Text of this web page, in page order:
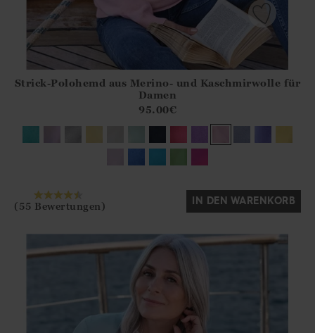
?? ""
Nein
Strick-Polohemd aus Merino- und Kaschmirwolle für
Damen
95.00€
(55 Bewertungen) IN DEN WARENKORB